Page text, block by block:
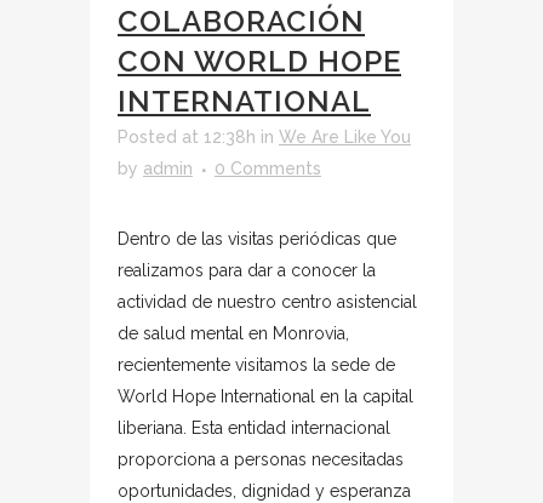
COLABORACIÓN
CON WORLD HOPE
INTERNATIONAL
Posted at 12:38h in We Are Like You
by admin 0 Comments
Dentro de las visitas periódicas que
realizamos para dar a conocer la
actividad de nuestro centro asistencial
de salud mental en Monrovia,
recientemente visitamos la sede de
World Hope International en la capital
liberiana. Esta entidad internacional
proporciona a personas necesitadas
oportunidades, dignidad y esperanza